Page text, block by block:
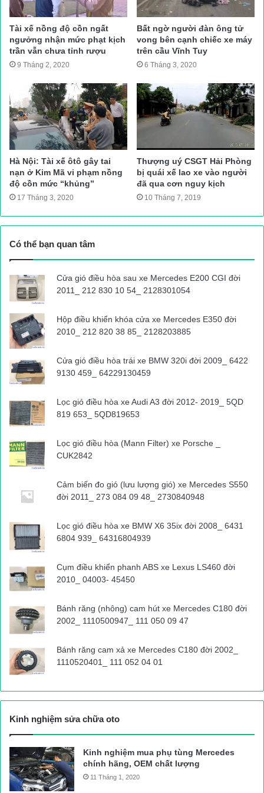
Nhận thông tin, lực lượng CSGT Công an thành phố Vĩnh Long
nhanh chóng có mặt, phối hợp các cơ quan chức năng khám
nghiệm hiện trường, điều tiết giao thông, điều tra nguyên nhân
Thanh Hà (TH)
Nguồn bài viết:ATGT.VN
tai nạn giao thông
Tài xế nồng độ cồn ngất
ngưởng nhận mức phạt kịch
trần vẫn chưa tỉnh rượu
9 Tháng 2, 2020
Bất ngờ người đàn ông tử
vong bên cạnh chiếc xe máy
trên cầu Vĩnh Tuy
6 Tháng 3, 2020
Hà Nội: Tài xế ôtô gây tai
nạn ở Kim Mã vi phạm nồng
độ cồn mức “khủng”
17 Tháng 3, 2020
Thượng uý CSGT Hải Phòng
bị quái xế lao xe vào người
đã qua cơn nguy kịch
10 Tháng 7, 2019
Có thể bạn quan tâm
Cửa gió điều hòa sau xe Mercedes E200 CGI đời
2011_ 212 830 10 54_ 2128301054
Hộp điều khiển khóa cửa xe Mercedes E350 đời
2010_ 212 820 38 85_ 2128203885
Cửa gió điều hòa trái xe BMW 320i đời 2009_ 6422
9130 459_ 64229130459
Lọc gió điều hòa xe Audi A3 đời 2012- 2019_ 5QD
819 653_ 5QD819653
Lọc gió điều hòa (Mann Filter) xe Porsche _
CUK2842
Cảm biến đo gió (lưu lượng gió) xe Mercedes S550
đời 2011_ 273 084 09 48_ 2730840948
Lọc gió điều hòa xe BMW X6 35ix đời 2008_ 6431
6804 939_ 64316804939
Cụm điều khiển phanh ABS xe Lexus LS460 đời
2010_ 04003- 45450
Bánh răng (nhông) cam hút xe Mercedes C180 đời
2002_ 1110500947_ 111 050 09 47
Bánh răng cam xả xe Mercedes C180 đời 2002_
1110520401_ 111 052 04 01
Kinh nghiệm sửa chữa oto
Kinh nghiệm mua phụ tùng Mercedes
chính hãng, OEM chất lượng
11 Tháng 1, 2020